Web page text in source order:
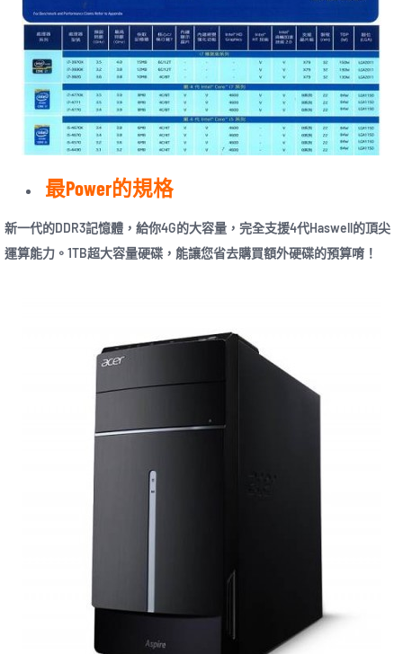
最Power的規格
新一代的DDR3記憶體，給你4G的大容量，完全支援4代Haswell的頂尖
運算能力。1TB超大容量硬碟，能讓您省去購買額外硬碟的預算唷！